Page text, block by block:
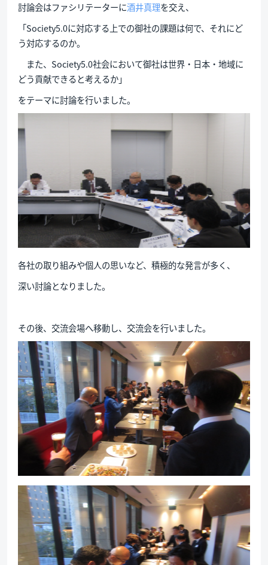
討論会はファシリテーターに酒井真理を交え、
「Society5.0に対応する上での御社の課題は何で、それにど
う対応するのか。
また、Society5.0社会において御社は世界・日本・地域に
どう貢献できると考えるか」
をテーマに討論を行いました。
各社の取り組みや個人の思いなど、積極的な発言が多く、
深い討論となりました。
その後、交流会場へ移動し、交流会を行いました。